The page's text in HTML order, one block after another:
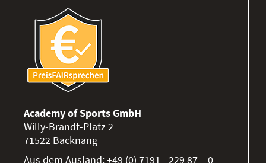
Academy of Sports GmbH
Willy-Brandt-Platz 2
71522 Backnang
Aus dem Ausland:+49 (0) 7191 - 229 87 – 0